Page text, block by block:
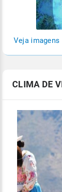
Veja
CLIMA DE